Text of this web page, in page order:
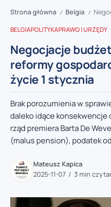
Strona główna / Belgia /
BELGIAPOLITYKAPRAWO I URZĘDY
Negocjacje
reformy
życie 1 stycznia
Brak porozumienia w
daleko idące konsekwencje
rząd premiera Barta De
(malus pension), podatek
Mateusz Kapica
2025-11-07
3 min